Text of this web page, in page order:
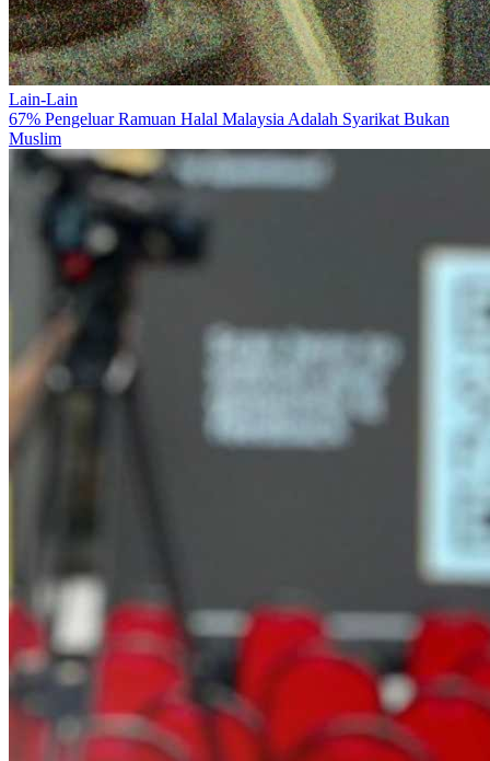
Lain-Lain
67% Pengeluar Ramuan Halal Malaysia Adalah Syarikat Bukan
Muslim